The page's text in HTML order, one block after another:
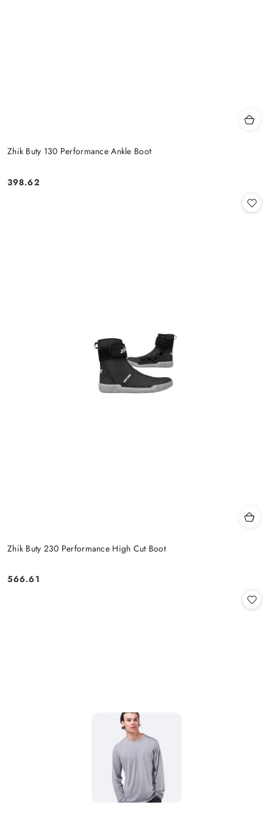
Zhik Buty 130 Performance Ankle Boot
Cena:
398.62
Zhik Buty 230 Performance High Cut Boot
Cena:
566.61